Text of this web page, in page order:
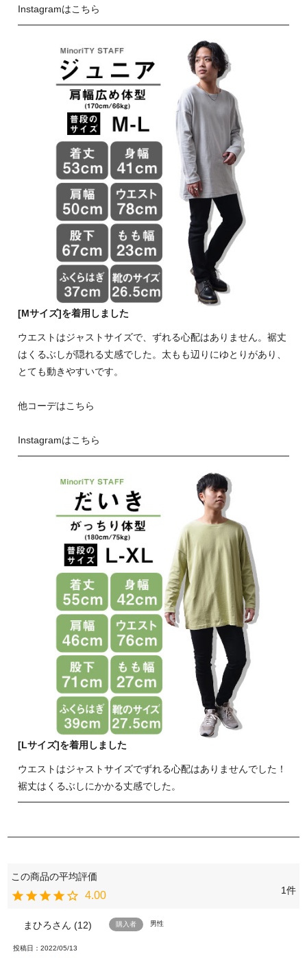
Instagramはこちら
[Mサイズ]を着用しました
ウエストはジャストサイズで、ずれる心配はありません。裾丈
はくるぶしが隠れる丈感でした。太もも辺りにゆとりがあり、
とても動きやすいです。
他コーデはこちら
Instagramはこちら
[Lサイズ]を着用しました
ウエストはジャストサイズでずれる心配はありませんでした！
裾丈はくるぶしにかかる丈感でした。
4.00 1
まひろ 12 購入者 男性
投稿日 2022/05/13